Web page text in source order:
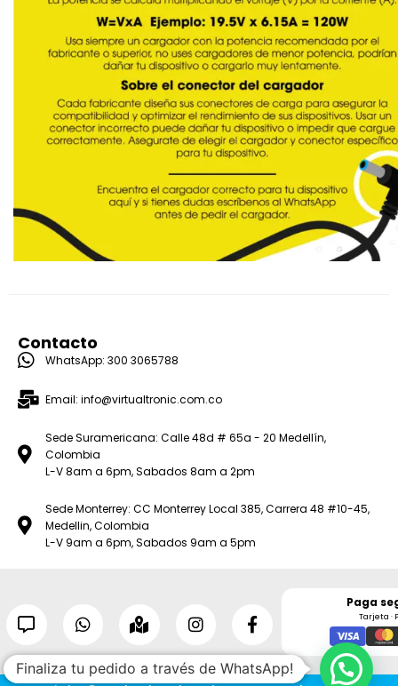
Contacto
WhatsApp: 300 3065788
Email: info@virtualtronic.com.co
Sede Suramericana: Calle 48d # 65a - 20 Medellín,
Colombia
L-V 8am a 6pm, Sabados 8am a 2pm
Sede Monterrey: CC Monterrey Local 385, Carrera 48 #10-45,
Medellin, Colombia
L-V 9am a 6pm, Sabados 9am a 5pm
Paga
Tarjeta ·
Finaliza tu pedido a través de WhatsApp!